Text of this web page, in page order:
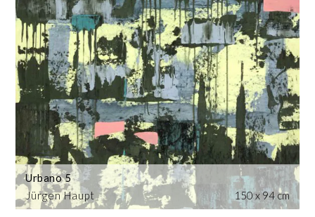
Jürgen Haupt
Urbano 5
150 x 94 cm